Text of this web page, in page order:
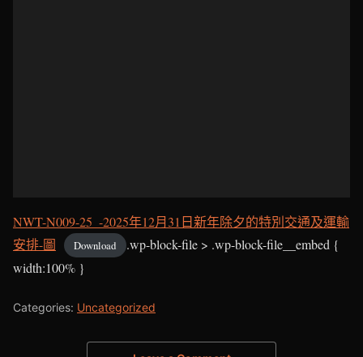
NWT-N009-25_-2025年12月31日新年除夕的特別交通及運輸
安排-圖
Download
.wp-block-file > .wp-block-file__embed {
width:100% }
Categories: Uncategorized